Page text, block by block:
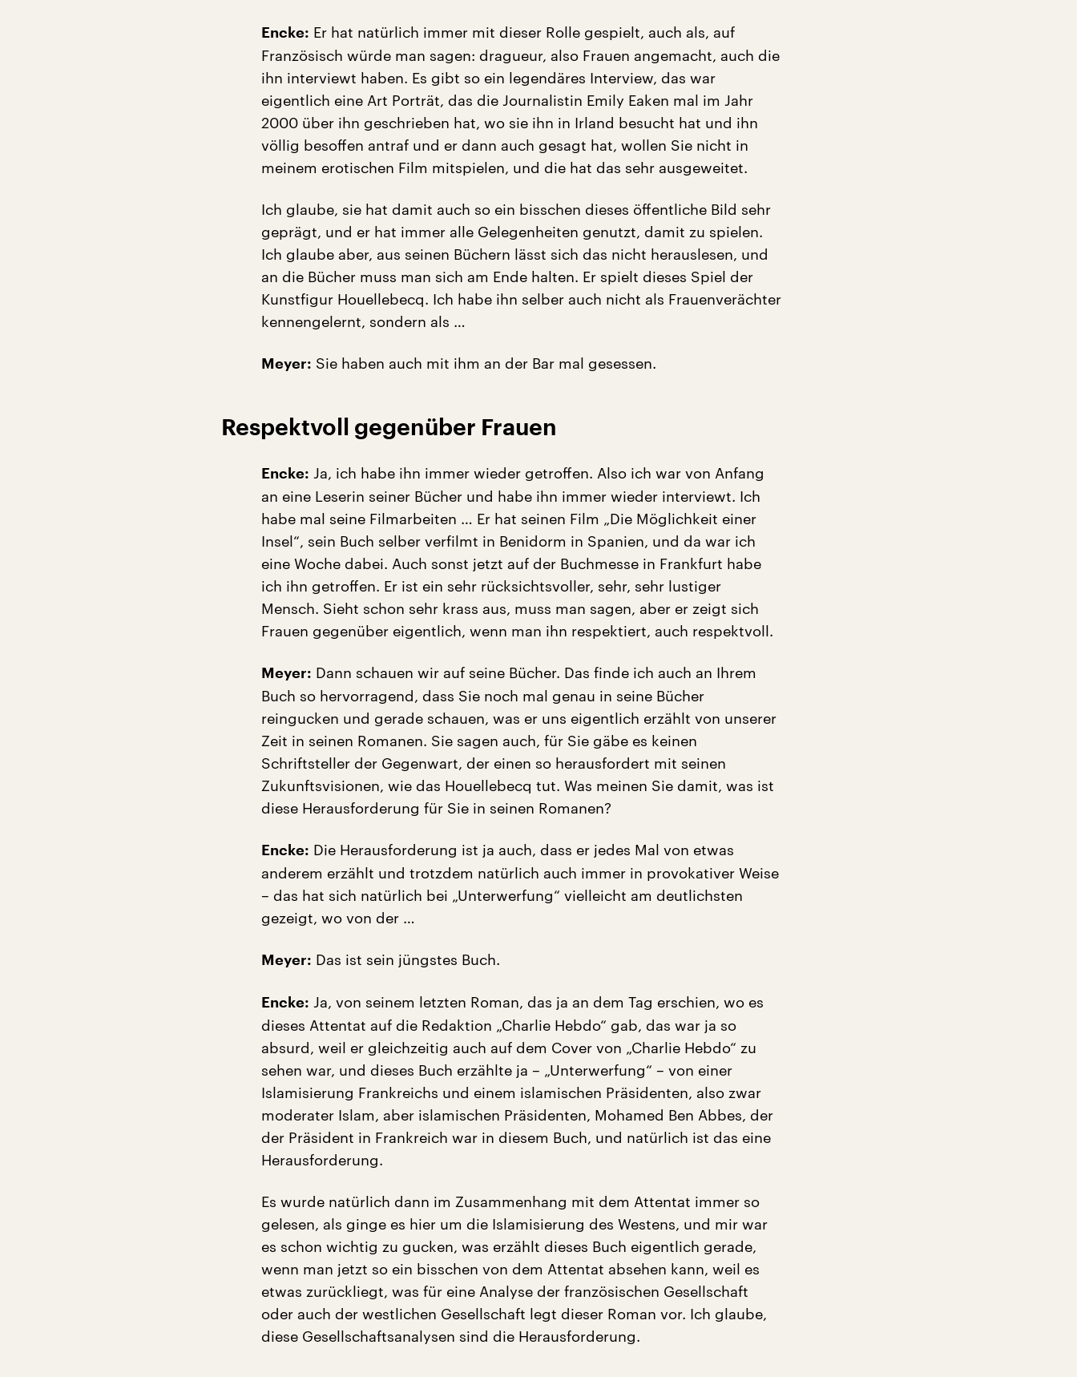
Encke: Er hat natürlich immer mit dieser Rolle gespielt, auch als, auf
Französisch würde man sagen: dragueur, also Frauen angemacht, auch die
ihn interviewt haben. Es gibt so ein legendäres Interview, das war
eigentlich eine Art Porträt, das die Journalistin Emily Eaken mal im Jahr
2000 über ihn geschrieben hat, wo sie ihn in Irland besucht hat und ihn
völlig besoffen antraf und er dann auch gesagt hat, wollen Sie nicht in
meinem erotischen Film mitspielen, und die hat das sehr ausgeweitet.
Ich glaube, sie hat damit auch so ein bisschen dieses öffentliche Bild sehr
geprägt, und er hat immer alle Gelegenheiten genutzt, damit zu spielen.
Ich glaube aber, aus seinen Büchern lässt sich das nicht herauslesen, und
an die Bücher muss man sich am Ende halten. Er spielt dieses Spiel der
Kunstfigur Houellebecq. Ich habe ihn selber auch nicht als Frauenverächter
kennengelernt, sondern als …
Meyer: Sie haben auch mit ihm an der Bar mal gesessen.
Respektvoll gegenüber Frauen
Encke: Ja, ich habe ihn immer wieder getroffen. Also ich war von Anfang
an eine Leserin seiner Bücher und habe ihn immer wieder interviewt. Ich
habe mal seine Filmarbeiten … Er hat seinen Film „Die Möglichkeit einer
Insel“, sein Buch selber verfilmt in Benidorm in Spanien, und da war ich
eine Woche dabei. Auch sonst jetzt auf der Buchmesse in Frankfurt habe
ich ihn getroffen. Er ist ein sehr rücksichtsvoller, sehr, sehr lustiger
Mensch. Sieht schon sehr krass aus, muss man sagen, aber er zeigt sich
Frauen gegenüber eigentlich, wenn man ihn respektiert, auch respektvoll.
Meyer: Dann schauen wir auf seine Bücher. Das finde ich auch an Ihrem
Buch so hervorragend, dass Sie noch mal genau in seine Bücher
reingucken und gerade schauen, was er uns eigentlich erzählt von unserer
Zeit in seinen Romanen. Sie sagen auch, für Sie gäbe es keinen
Schriftsteller der Gegenwart, der einen so herausfordert mit seinen
Zukunftsvisionen, wie das Houellebecq tut. Was meinen Sie damit, was ist
diese Herausforderung für Sie in seinen Romanen?
Encke: Die Herausforderung ist ja auch, dass er jedes Mal von etwas
anderem erzählt und trotzdem natürlich auch immer in provokativer Weise
– das hat sich natürlich bei „Unterwerfung“ vielleicht am deutlichsten
gezeigt, wo von der …
Meyer: Das ist sein jüngstes Buch.
Encke: Ja, von seinem letzten Roman, das ja an dem Tag erschien, wo es
dieses Attentat auf die Redaktion „Charlie Hebdo“ gab, das war ja so
absurd, weil er gleichzeitig auch auf dem Cover von „Charlie Hebdo“ zu
sehen war, und dieses Buch erzählte ja – „Unterwerfung“ – von einer
Islamisierung Frankreichs und einem islamischen Präsidenten, also zwar
moderater Islam, aber islamischen Präsidenten, Mohamed Ben Abbes, der
der Präsident in Frankreich war in diesem Buch, und natürlich ist das eine
Herausforderung.
Es wurde natürlich dann im Zusammenhang mit dem Attentat immer so
gelesen, als ginge es hier um die Islamisierung des Westens, und mir war
es schon wichtig zu gucken, was erzählt dieses Buch eigentlich gerade,
wenn man jetzt so ein bisschen von dem Attentat absehen kann, weil es
etwas zurückliegt, was für eine Analyse der französischen Gesellschaft
oder auch der westlichen Gesellschaft legt dieser Roman vor. Ich glaube,
diese Gesellschaftsanalysen sind die Herausforderung.